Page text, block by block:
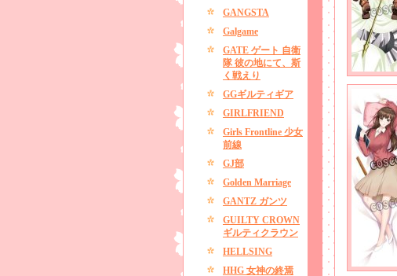
GANGSTA
Galgame
GATE ゲート 自衛
隊 彼の地にて、斯
く戦えり
GGギルティギア
GIRLFRIEND
Girls Frontline 少女
前線
GJ部
Golden Marriage
GANTZ ガンツ
GUILTY CROWN
ギルティクラウン
HELLSING
HHG 女神の終焉